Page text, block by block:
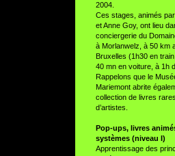
2004.
Ces stages, animés
et Anne Goy, ont lieu
conciergerie du
à Morlanwelz, à 50 km
Bruxelles (1h30 en
40 mn en voiture, à 1h
Rappelons que le
Mariemont abrite
collection de livres
d’artistes.
Pop-ups, livres
systèmes (niveau I)
Apprentissage des